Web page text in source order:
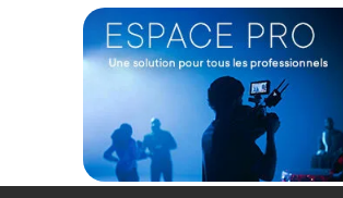
Taille du filtre : 58 mm (avant)
PHYSIQUE
CONTENU DU CARTON